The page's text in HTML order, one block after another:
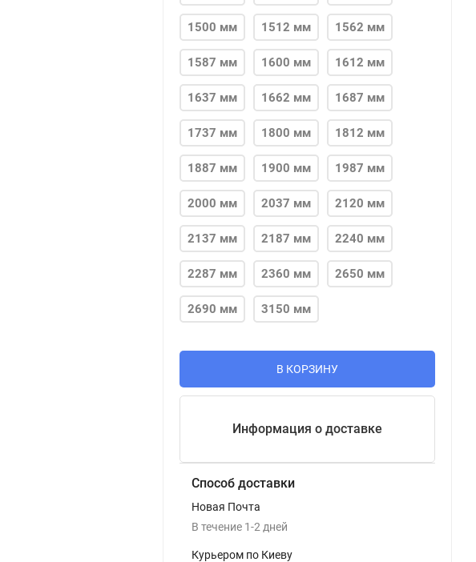
1500 мм 1512 мм 1562 мм
1587 мм 1600 мм 1612 мм
1637 мм 1662 мм 1687 мм
1737 мм 1800 мм 1812 мм
1887 мм 1900 мм 1987 мм
2000 мм 2037 мм 2120 мм
2137 мм 2187 мм 2240 мм
2287 мм 2360 мм 2650 мм
2690 мм 3150 мм
В КОРЗИНУ
Информация о доставке
Способ доставки
Новая Почта
В течение 1-2 дней
Курьером по Киеву